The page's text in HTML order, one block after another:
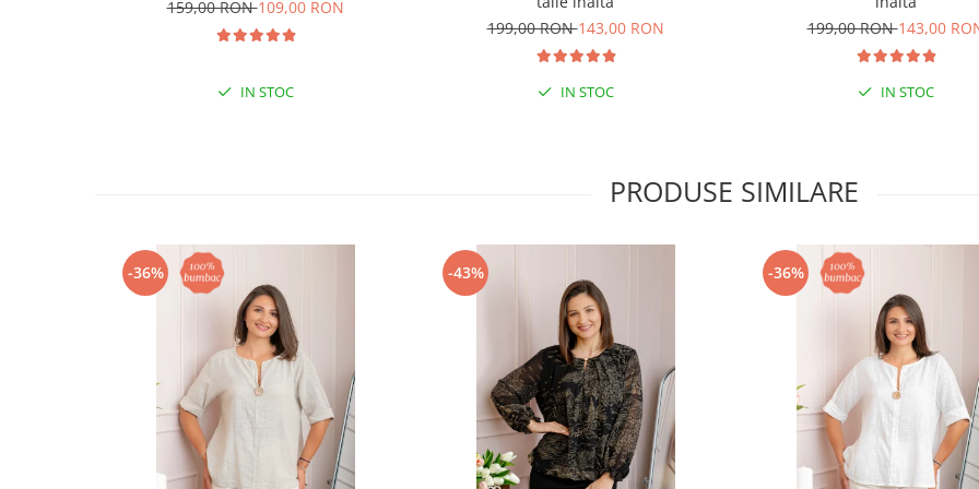
159,00 RON109,00 RON
IN STOC
199,00 RON143,00 RON
IN STOC
199,00 RON143,00
IN STOC
PRODUSE SIMILARE
-36% -43% -36%